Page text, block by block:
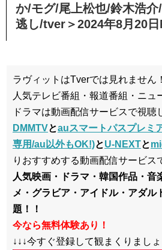
か/モグ/尾上松也/鈴木浩
逃し/tver＞2024年8月20
ラヴィットはTverでは見れません！
人気テレビ番組・報道番組・ニュ
ドラマは動画配信サービスで視聴
DMMTVとauスマートパスプレミ
専用/au以外もOK!)とU-NEXTと
りおすすめする動画配信サービス
人気映画・ドラマ・韓国作品・音
メ・グラビア・アイドル・アダル
題！！
今なら無料体験あり！
↓↓↓今すぐ登録して観まくりましょ